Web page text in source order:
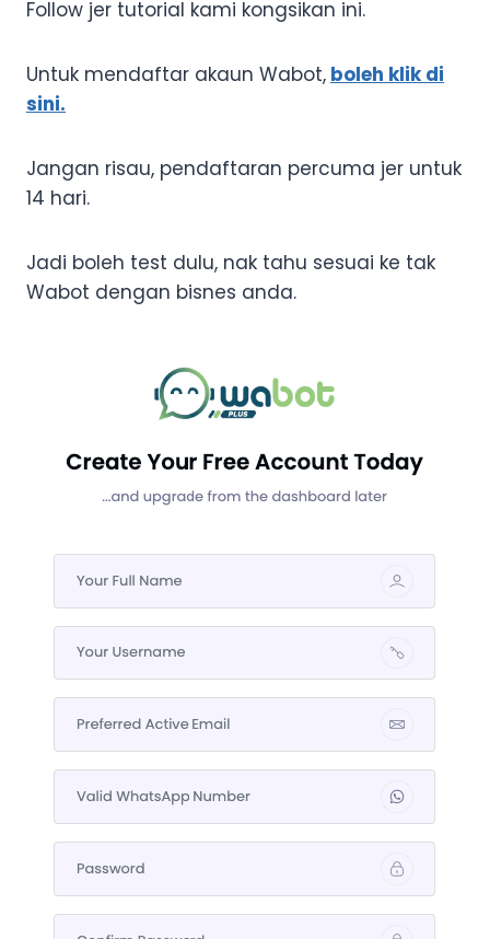
Follow jer tutorial kami kongsikan ini.
Untuk mendaftar akaun Wabot, boleh klik di
sini.
Jangan risau, pendaftaran percuma jer untuk
14 hari.
Jadi boleh test dulu, nak tahu sesuai ke tak
Wabot dengan bisnes anda.